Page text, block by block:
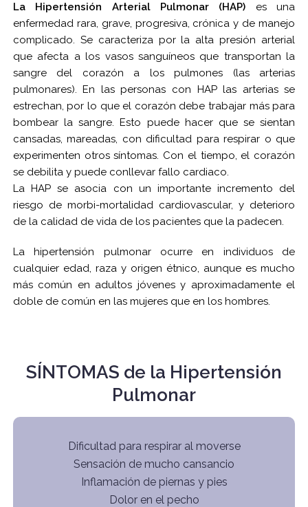
La Hipertensión Arterial Pulmonar (HAP) es una
enfermedad rara, grave, progresiva, crónica y de manejo
complicado. Se caracteriza por la alta presión arterial
que afecta a los vasos sanguíneos que transportan la
sangre del corazón a los pulmones (las arterias
pulmonares). En las personas con HAP las arterias se
estrechan, por lo que el corazón debe trabajar más para
bombear la sangre. Esto puede hacer que se sientan
cansadas, mareadas, con dificultad para respirar o que
experimenten otros síntomas. Con el tiempo, el corazón
se debilita y puede conllevar fallo cardiaco.
La HAP se asocia con un importante incremento del
riesgo de morbi-mortalidad cardiovascular, y deterioro
de la calidad de vida de los pacientes que la padecen.
La hipertensión pulmonar ocurre en individuos de
cualquier edad, raza y origen étnico, aunque es mucho
más común en adultos jóvenes y aproximadamente el
doble de común en las mujeres que en los hombres.
SÍNTOMAS de la Hipertensión
Pulmonar
Dificultad para respirar al moverse
Sensación de mucho cansancio
Inflamación de piernas y pies
Dolor en el pecho